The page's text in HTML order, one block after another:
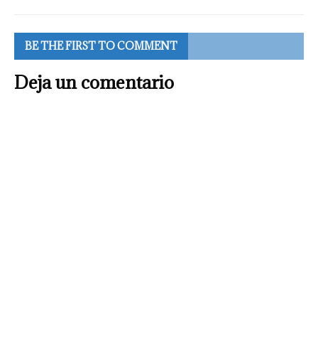
BE THE FIRST TO COMMENT
Deja un comentario